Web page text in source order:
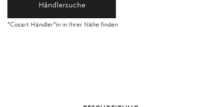
Händlersuche
*Cosart Händler*in in Ihrer Nähe finden